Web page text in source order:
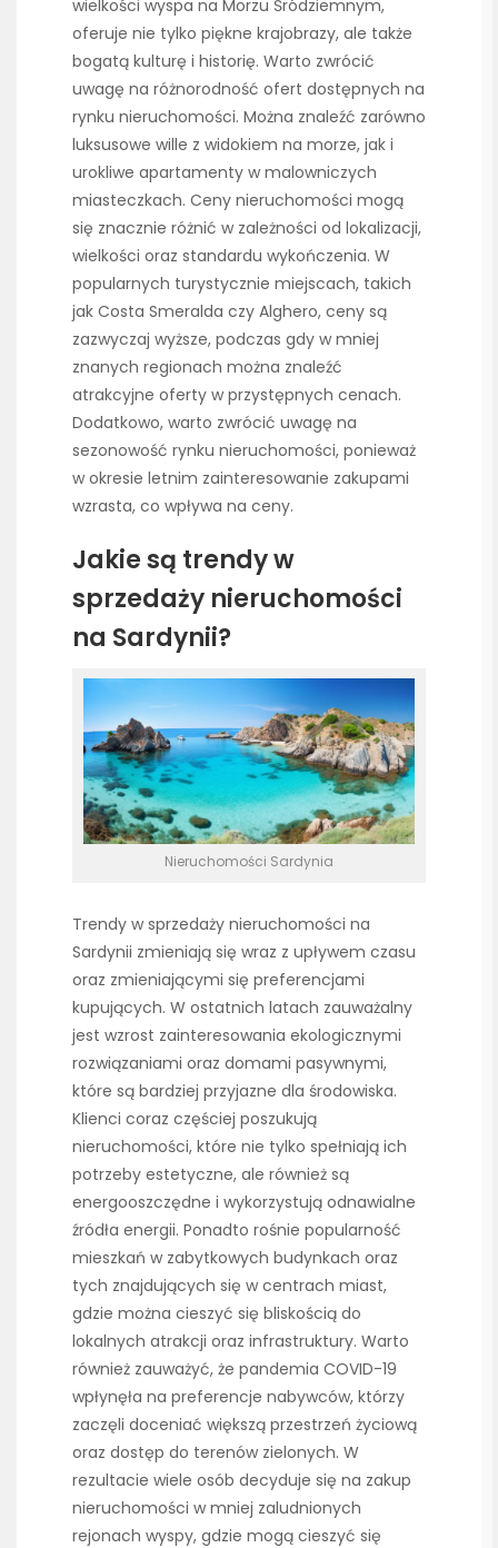
wielkości wyspa na Morzu Śródziemnym,
oferuje nie tylko piękne krajobrazy, ale także
bogatą kulturę i historię. Warto zwrócić
uwagę na różnorodność ofert dostępnych na
rynku nieruchomości. Można znaleźć zarówno
luksusowe wille z widokiem na morze, jak i
urokliwe apartamenty w malowniczych
miasteczkach. Ceny nieruchomości mogą
się znacznie różnić w zależności od lokalizacji,
wielkości oraz standardu wykończenia. W
popularnych turystycznie miejscach, takich
jak Costa Smeralda czy Alghero, ceny są
zazwyczaj wyższe, podczas gdy w mniej
znanych regionach można znaleźć
atrakcyjne oferty w przystępnych cenach.
Dodatkowo, warto zwrócić uwagę na
sezonowość rynku nieruchomości, ponieważ
w okresie letnim zainteresowanie zakupami
wzrasta, co wpływa na ceny.
Jakie są trendy w
sprzedaży nieruchomości
na Sardynii?
Nieruchomości Sardynia
Trendy w sprzedaży nieruchomości na
Sardynii zmieniają się wraz z upływem czasu
oraz zmieniającymi się preferencjami
kupujących. W ostatnich latach zauważalny
jest wzrost zainteresowania ekologicznymi
rozwiązaniami oraz domami pasywnymi,
które są bardziej przyjazne dla środowiska.
Klienci coraz częściej poszukują
nieruchomości, które nie tylko spełniają ich
potrzeby estetyczne, ale również są
energooszczędne i wykorzystują odnawialne
źródła energii. Ponadto rośnie popularność
mieszkań w zabytkowych budynkach oraz
tych znajdujących się w centrach miast,
gdzie można cieszyć się bliskością do
lokalnych atrakcji oraz infrastruktury. Warto
również zauważyć, że pandemia COVID-19
wpłynęła na preferencje nabywców, którzy
zaczęli doceniać większą przestrzeń życiową
oraz dostęp do terenów zielonych. W
rezultacie wiele osób decyduje się na zakup
nieruchomości w mniej zaludnionych
rejonach wyspy, gdzie mogą cieszyć się